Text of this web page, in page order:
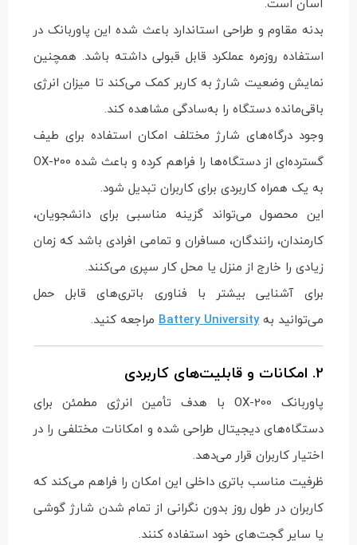
بدنه مقاوم و طراحی استاندارد باعث شده این پاوربانک در
استفاده روزمره عملکرد قابل قبولی داشته باشد. همچنین
نمایش وضعیت شارژ به کاربر کمک می‌کند تا میزان انرژی
باقی‌مانده دستگاه را به‌سادگی مشاهده کند.
وجود درگاه‌های شارژ مختلف امکان استفاده برای طیف
گسترده‌ای از دستگاه‌ها را فراهم کرده و باعث شده OX-200
به یک همراه کاربردی برای کاربران تبدیل شود.
این محصول می‌تواند گزینه مناسبی برای دانشجویان،
کارمندان، رانندگان، مسافران و تمامی افرادی باشد که زمان
زیادی را خارج از منزل یا محل کار سپری می‌کنند.
برای آشنایی بیشتر با فناوری باتری‌های قابل حمل
می‌توانید بهBattery University مراجعه کنید.
2. امکانات و قابلیت‌های کاربردی
پاوربانک OX-200 با هدف تأمین انرژی مطمئن برای
دستگاه‌های دیجیتال طراحی شده و امکانات مختلفی را در
اختیار کاربران قرار می‌دهد.
ظرفیت مناسب باتری داخلی این امکان را فراهم می‌کند که
کاربران در طول روز بدون نگرانی از تمام شدن شارژ گوشی
یا سایر گجت‌های خود استفاده کنند.